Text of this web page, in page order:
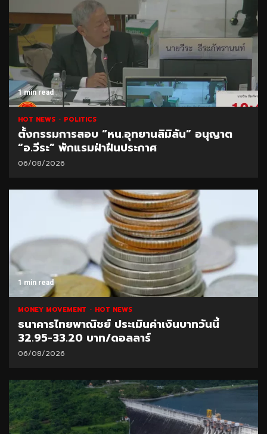
1 min read
HOT NEWS POLITICS
ตั้งกรรมการสอบ “หน.อุทยานสิมิลัน” อนุญาต
“อ.วีระ” พักแรมฝ่าฝืนประกาศ
06/08/2026
1 min read
MONEY MOVEMENT HOT NEWS
ธนาคารไทยพาณิชย์ ประเมินค่าเงินบาทวันนี้
32.95-33.20 บาท/ดอลลาร์
06/08/2026